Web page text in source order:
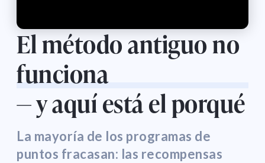
El método antiguo no
funciona
— y aquí está el porqué
La mayoría de los programas de
puntos fracasan: las recompensas